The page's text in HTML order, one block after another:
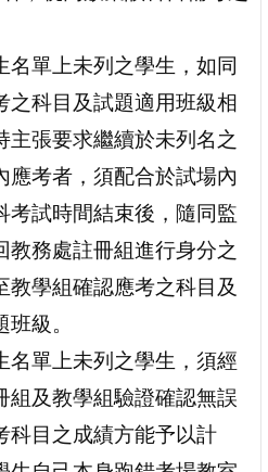
名單上未列之學生，如同
之科目及試題適用班級相
主張要求繼續於未列名之
應考者，須配合於試場內
考試時間結束後，隨同監
教務處註冊組進行身分之
教學組確認應考之科目及
級。
名單上未列之學生，須經
組及教學組驗證確認無誤
科目之成績方能予以計